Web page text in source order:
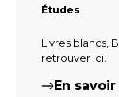
Études
Livres blancs,
retrouver ici.
En